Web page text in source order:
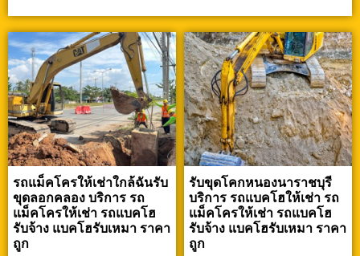
รถแม็คโครให้เช่าใกล้ฉันรับ
ขุดลอกคลอง บริการ รถ
แม็คโครให้เช่า รถแบคโฮ
รับจ้าง แบคโฮรับเหมา ราคา
ถูก
รับขุดโคกหนองนาราชบุรี
บริการ รถแบคโฮให้เช่า รถ
แม็คโครให้เช่า รถแบคโฮ
รับจ้าง แบคโฮรับเหมา ราคา
ถูก